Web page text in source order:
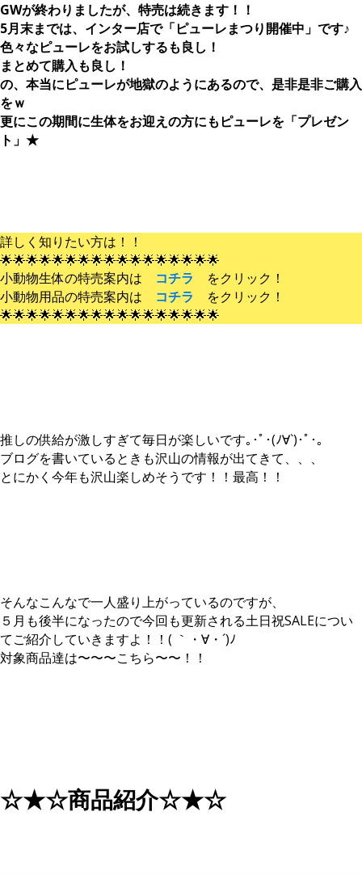
GWが終わりましたが、特売は続きます！！
5月末までは、インター店で「ピューレまつり開催中」です♪
色々なピューレをお試しするも良し！
まとめて購入も良し！
の、本当にピューレが地獄のようにあるので、是非是非ご購入
をｗ
更にこの期間に生体をお迎えの方にもピューレを「プレゼン
ト」★
詳しく知りたい方は！！
🌟🌟🌟🌟🌟🌟🌟🌟🌟🌟🌟🌟🌟🌟🌟🌟🌟
小動物生体の特売案内は コチラ をクリック！
小動物用品の特売案内は コチラ をクリック！
🌟🌟🌟🌟🌟🌟🌟🌟🌟🌟🌟🌟🌟🌟🌟🌟🌟
推しの供給が激しすぎて毎日が楽しいです｡･ﾟ･(ﾉ∀`)･ﾟ･｡
ブログを書いているときも沢山の情報が出てきて、、、
とにかく今年も沢山楽しめそうです！！最高！！
そんなこんなで一人盛り上がっているのですが、
５月も後半になったので今回も更新される土日祝SALEについ
てご紹介していきますよ！！( ｀・∀・´)ﾉ
対象商品達は〜〜〜こちら〜〜！！
☆★☆商品紹介☆★☆